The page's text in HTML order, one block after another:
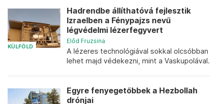
KÜLFÖLD
Hadrendbe állíthatóvá fejlesztik
Izraelben a Fénypajzs nevű
légvédelmi lézerfegyvert
Előd Fruzsina
A lézeres technológiával sokkal olcsóbban
lehet majd védekezni, mint a Vaskupolával.
Egyre fenyegetőbbek a Hezbollah
drónjai